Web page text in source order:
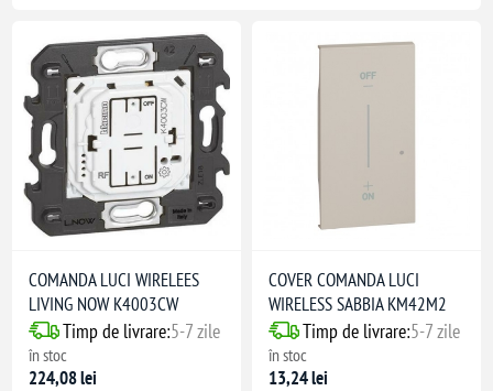
COMANDA LUCI WIRELEES
LIVING NOW K4003CW
Timp de livrare:5-7 zile
în stoc
224,08 lei
COVER COMANDA LUCI
WIRELESS SABBIA KM42M2
Timp de livrare:5-7 zile
în stoc
13,24 lei